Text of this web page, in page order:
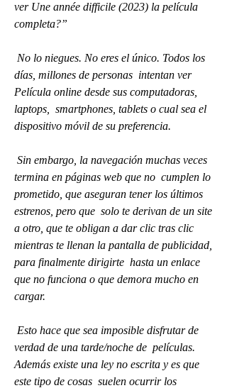
ver Une année difficile (2023) la película
completa?”
días, millones de personas  intentan ver
Película online desde sus computadoras,
laptops,  smartphones, tablets o cual sea el
dispositivo móvil de su preferencia.
termina en páginas web que no  cumplen lo
prometido, que aseguran tener los últimos
estrenos, pero que  solo te derivan de un site
a otro, que te obligan a dar clic tras clic
mientras te llenan la pantalla de publicidad,
para finalmente dirigirte  hasta un enlace
que no funciona o que demora mucho en
cargar.
verdad de una tarde/noche de  películas.
Además existe una ley no escrita y es que
este tipo de cosas  suelen ocurrir los